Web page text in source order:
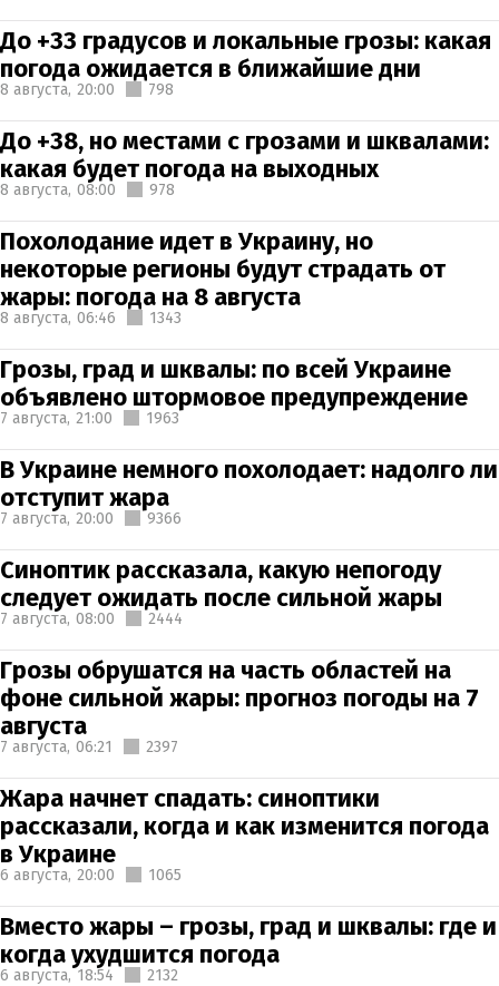
До +33 градусов и локальные грозы: какая
погода ожидается в ближайшие дни
8 августа, 20:00 798
До +38, но местами с грозами и шквалами:
какая будет погода на выходных
8 августа, 08:00 978
Похолодание идет в Украину, но
некоторые регионы будут страдать от
жары: погода на 8 августа
8 августа, 06:46 1343
Грозы, град и шквалы: по всей Украине
объявлено штормовое предупреждение
7 августа, 21:00 1963
В Украине немного похолодает: надолго ли
отступит жара
7 августа, 20:00 9366
Синоптик рассказала, какую непогоду
следует ожидать после сильной жары
7 августа, 08:00 2444
Грозы обрушатся на часть областей на
фоне сильной жары: прогноз погоды на 7
августа
7 августа, 06:21 2397
Жара начнет спадать: синоптики
рассказали, когда и как изменится погода
в Украине
6 августа, 20:00 1065
Вместо жары – грозы, град и шквалы: где и
когда ухудшится погода
6 августа, 18:54 2132